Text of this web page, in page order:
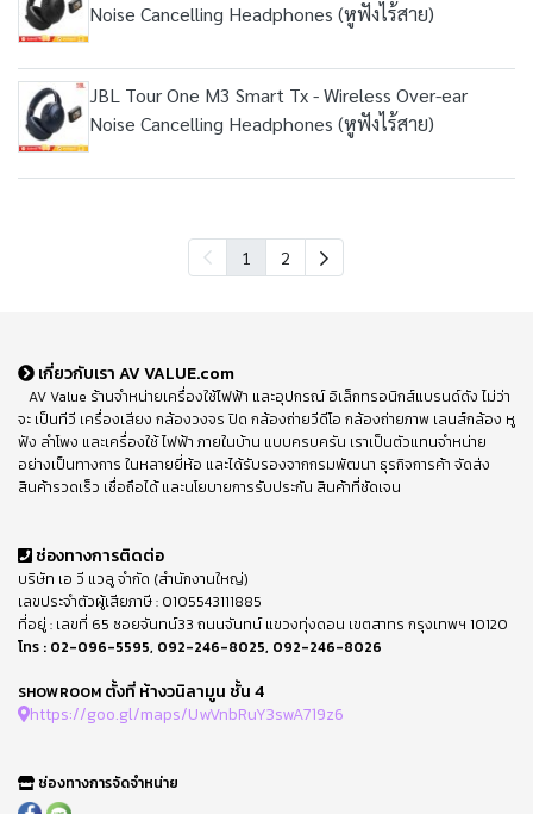
Noise Cancelling Headphones (หูฟังไร้สาย)
JBL Tour One M3 Smart Tx - Wireless Over-ear
Noise Cancelling Headphones (หูฟังไร้สาย)
1 2
เกี่ยวกับเรา AV VALUE.com
AV Value ร้านจำหน่ายเครื่องใช้ไฟฟ้า และอุปกรณ์ อิเล็กทรอนิกส์แบรนด์ดัง ไม่ว่า
จะ เป็นทีวี เครื่องเสียง กล้องวงจร ปิด กล้องถ่ายวีดีโอ กล้องถ่ายภาพ เลนส์กล้อง หู
ฟัง ลำโพง และเครื่องใช้ ไฟฟ้า ภายในบ้าน แบบครบครัน เราเป็นตัวแทนจำหน่าย
อย่างเป็นทางการ ในหลายยี่ห้อ และได้รับรองจากกรมพัฒนา ธุรกิจการค้า จัดส่ง
สินค้ารวดเร็ว เชื่อถือได้ และนโยบายการรับประกัน สินค้าที่ชัดเจน
ช่องทางการติดต่อ
บริษัท เอ วี แวลู จำกัด (สำนักงานใหญ่)
เลขประจำตัวผู้เสียภาษี : 0105543111885
ที่อยู่ : เลขที่ 65 ซอยจันทน์33 ถนนจันทน์ แขวงทุ่งดอน เขตสาทร กรุงเทพฯ 10120
โทร : 02-096-5595, 092-246-8025, 092-246-8026
SHOWROOM ตั้งที่ ห้างวนิลามูน ชั้น 4
https://goo.gl/maps/UwVnbRuY3swA719z6
ช่องทางการจัดจำหน่าย